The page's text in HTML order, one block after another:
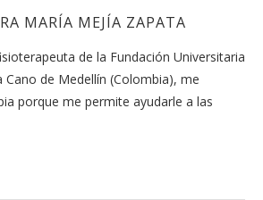
MARÍA MEJÍA ZAPATA
de la Fundación Universitaria
Cano de Medellín (Colombia), me
porque me permite ayudarle a las